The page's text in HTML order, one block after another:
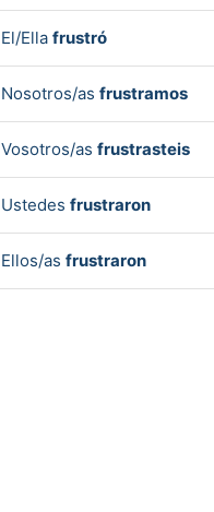
El/Ellafrustró
Nosotros/asfrustramos
Vosotros/asfrustrasteis
Ustedesfrustraron
Ellos/asfrustraron